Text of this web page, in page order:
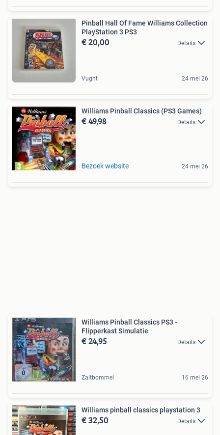
Pinball Hall Of Fame Williams Collection
PlayStation 3 PS3
€ 20,00 Details
Vught 24 mei 26
Williams Pinball Classics (PS3 Games)
€ 49,98 Details
Bezoek website 24 mei 26
Williams Pinball Classics PS3 -
Flipperkast Simulatie
€ 24,95 Details
Zaltbommel 16 mei 26
Williams pinball classics playstation 3
€ 32,50 Details